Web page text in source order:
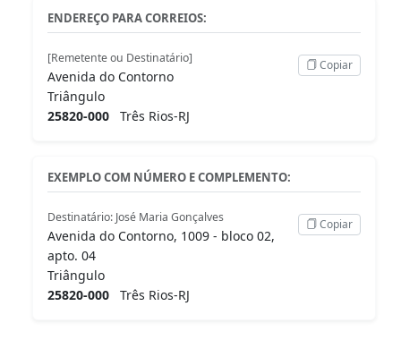
ENDEREÇO PARA CORREIOS:
[Remetente ou Destinatário]
Avenida do Contorno
Triângulo
25820-000 Três Rios-RJ
Copiar
EXEMPLO COM NÚMERO E COMPLEMENTO:
Destinatário: José Maria Gonçalves
Avenida do Contorno, 1009 - bloco 02,
apto. 04
Triângulo
25820-000 Três Rios-RJ
Copiar